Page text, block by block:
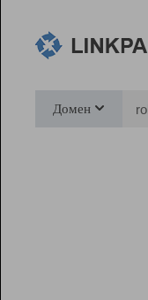
Домен